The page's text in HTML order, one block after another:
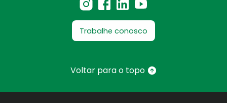
Trabalhe conosco
Voltar para o topo